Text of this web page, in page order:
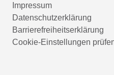
Impressum
Datenschutzerklärung
Barrierefreiheitserklärung
Cookie-Einstellungen